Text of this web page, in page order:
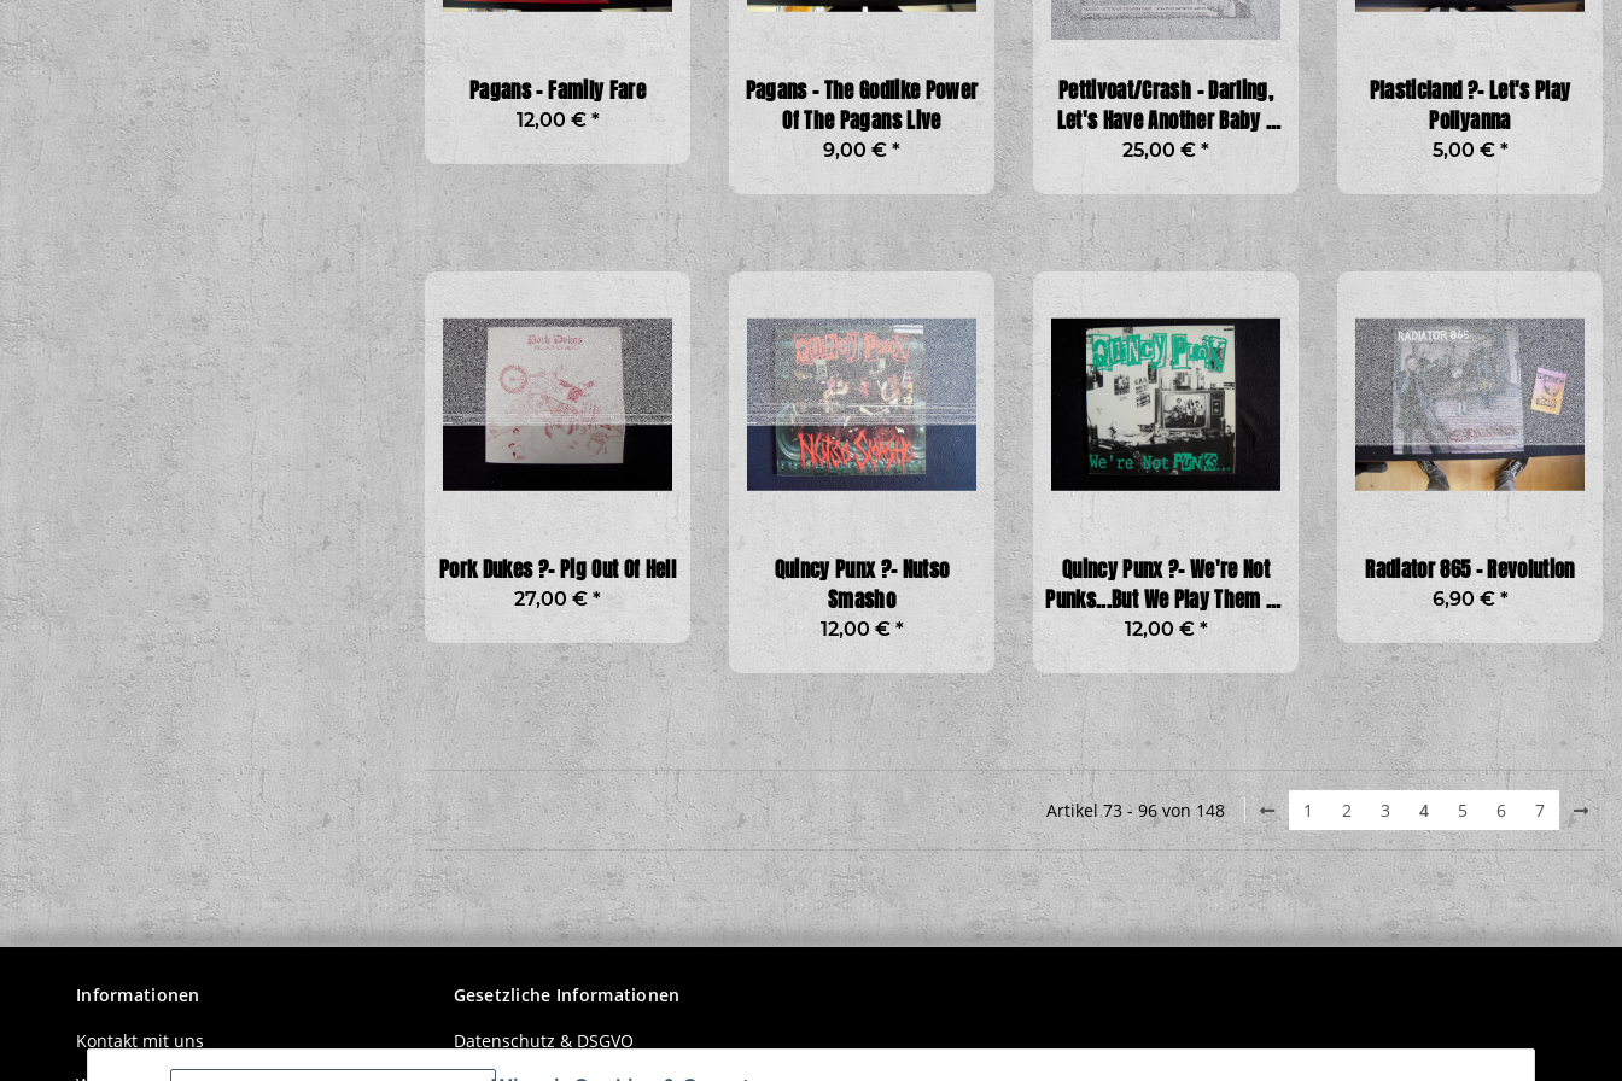
Pagans - Family Fare
12,00 € *
Pagans - The Godlike Power
Of The Pagans Live
9,00 € *
Pettivoat/Crash - Darling,
Let's Have Another Baby /
Schöner Fremder Mann
25,00 € *
Plasticland ?– Let's Play
Pollyanna
5,00 € *
Pork Dukes ?– Pig Out Of Hell
27,00 € *
Quincy Punx ?– Nutso
Smasho
12,00 € *
Quincy Punx ?– We're Not
Punks...But We Play Them On
TV
12,00 € *
Radiator 865 - Revolution
6,90 € *
Artikel 73 - 96 von 148 1 2 3 4 5 6 7
Informationen
Kontakt mit uns
Gesetzliche Informationen
Datenschutz & DSGVO